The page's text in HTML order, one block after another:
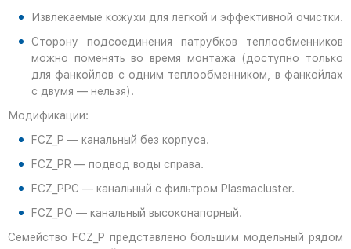
Извлекаемые кожухи для легкой и эффективной очистки.
Сторону подсоединения патрубков теплообменников
можно поменять во время монтажа (доступно только
для фанкойлов с одним теплообменником, в фанкойлах
с двумя — нельзя).
Модификации:
FCZ_P — канальный без корпуса.
FCZ_PR — подвод воды справа.
FCZ_PPC — канальный с фильтром Plasmacluster.
FCZ_PO — канальный высоконапорный.
Семейство FCZ_P представлено большим модельный рядом